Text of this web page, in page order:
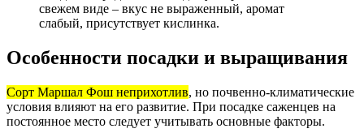
свежем виде – вкус не выраженный, аромат
слабый, присутствует кислинка.
Особенности посадки и выращивания
Сорт Маршал Фош неприхотлив, но почвенно-климатические
условия влияют на его развитие. При посадке саженцев на
постоянное место следует учитывать основные факторы.